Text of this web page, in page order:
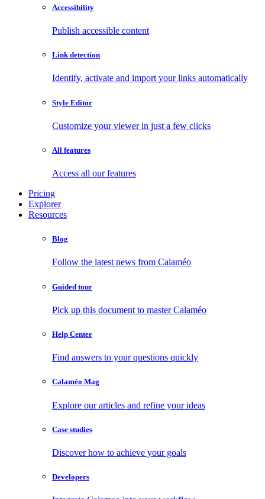
Accessibility
Publish accessible content
Link detection
Identify, activate and import your links automatically
Style Editor
Customize your viewer in just a few clicks
All features
Access all our features
Pricing
Explorer
Resources
Blog
Follow the latest news from Calaméo
Guided tour
Pick up this document to master Calaméo
Help Center
Find answers to your questions quickly
Calaméo Mag
Explore our articles and refine your ideas
Case studies
Discover how to achieve your goals
Developers